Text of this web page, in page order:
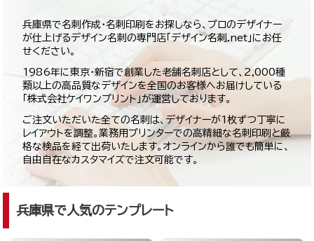
兵庫県で名刺作成・名刺印刷をお探しなら、プロのデザイナー
が仕上げるデザイン名刺の専門店「デザイン名刺.net」にお任
せください。
1986年に東京・新宿で創業した老舗名刺店として、2,000種
類以上の高品質なデザインを全国のお客様へお届けしている
「株式会社ケイワンプリント」が運営しております。
ご注文いただいた全ての名刺は、デザイナーが1枚ずつ丁寧に
レイアウトを調整。業務用プリンターでの高精細な名刺印刷と厳
格な検品を経て出荷いたします。オンラインから誰でも簡単に、
自由自在なカスタマイズで注文可能です。
兵庫県で人気のテンプレート